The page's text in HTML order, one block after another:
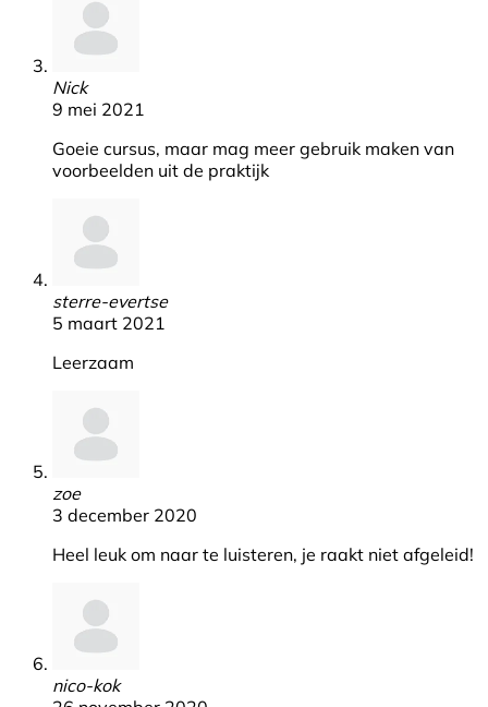
Nick
9 mei 2021
Goeie cursus, maar mag meer gebruik maken van
voorbeelden uit de praktijk
sterre-evertse
5 maart 2021
Leerzaam
zoe
3 december 2020
Heel leuk om naar te luisteren, je raakt niet afgeleid!
nico-kok